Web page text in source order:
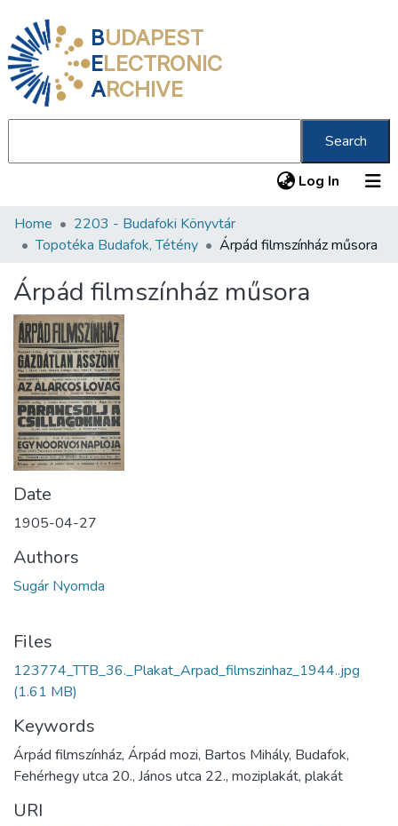
BUDAPEST
ELECTRONIC
ARCHIVE
Search
Log In (current)
Communities & Collections
Statistics
About us
Home
2203 - Budafoki Könyvtár
Topotéka Budafok, Tétény
Árpád filmszínház műsora
Árpád filmszínház műsora
Date
1905-04-27
Authors
Sugár Nyomda
Files
123774_TTB_36._Plakat_Arpad_filmszinhaz_1944..jpg
(1.61 MB)
Keywords
Árpád filmszínház, Árpád mozi, Bartos Mihály, Budafok,
Fehérhegy utca 20., János utca 22., moziplakát, plakát
URI